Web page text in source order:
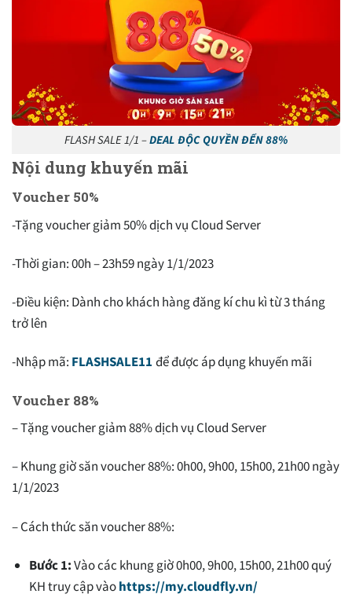
FLASH SALE 1/1 –DEAL ĐỘC QUYỀN ĐẾN 88%
Nội dung khuyến mãi
Voucher 50%
-Tặng voucher giảm 50% dịch vụ Cloud Server
-Thời gian: 00h – 23h59 ngày 1/1/2023
-Điều kiện: Dành cho khách hàng đăng kí chu kì từ 3 tháng
trở lên
-Nhập mã: FLASHSALE11 để được áp dụng khuyến mãi
Voucher 88%
– Tặng voucher giảm 88% dịch vụ Cloud Server
– Khung giờ săn voucher 88%: 0h00, 9h00, 15h00, 21h00 ngày
1/1/2023
– Cách thức săn voucher 88%:
Bước 1:Vào các khung giờ 0h00, 9h00, 15h00, 21h00 quý
KH truy cập vàohttps://my.cloudfly.vn/